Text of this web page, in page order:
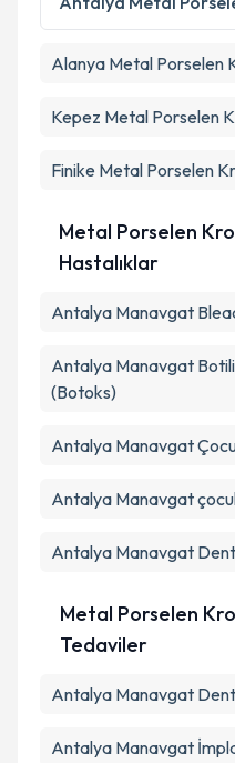
kapsamda
Alanya Metal Porselen
Kepez Metal Porselen
Finike Metal Porselen
Metal Porselen
Hastalıklar
Antalya Manavgat
Antalya Manavgat
(Botoks)
Antalya Manavgat
Antalya Manavgat
Antalya Manavgat
Metal Porselen
Tedaviler
Antalya Manavgat
Antalya Manavgat